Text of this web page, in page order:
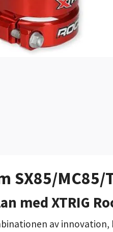
SX85/MC85/
med XTRIG
av